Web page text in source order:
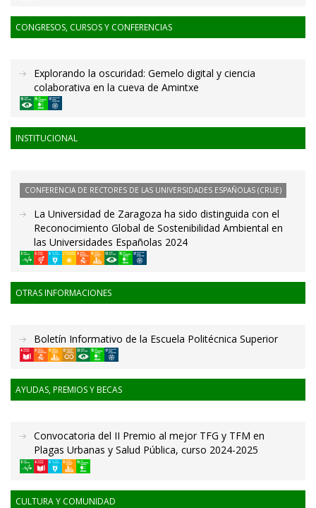
CONGRESOS, CURSOS Y CONFERENCIAS
Explorando la oscuridad: Gemelo digital y ciencia
colaborativa en la cueva de Amintxe
INSTITUCIONAL
CONFERENCIA DE RECTORES DE LAS UNIVERSIDADES ESPAÑOLAS (CRUE)
La Universidad de Zaragoza ha sido distinguida con el
Reconocimiento Global de Sostenibilidad Ambiental en
las Universidades Españolas 2024
OTRAS INFORMACIONES
Boletín Informativo de la Escuela Politécnica Superior
AYUDAS, PREMIOS Y BECAS
Convocatoria del II Premio al mejor TFG y TFM en
Plagas Urbanas y Salud Pública, curso 2024-2025
CULTURA Y COMUNIDAD